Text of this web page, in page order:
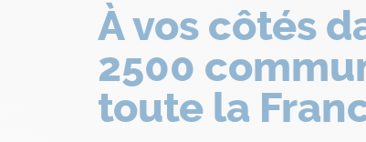
À vos côtés
2500
toute la